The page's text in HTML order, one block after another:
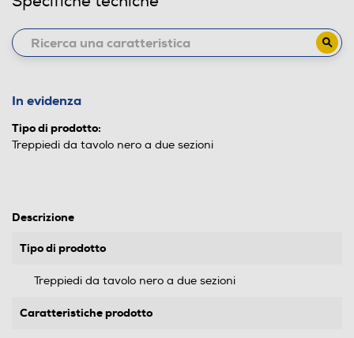
In evidenza
Tipo di prodotto:
Treppiedi da tavolo nero a due sezioni
Descrizione
Tipo di prodotto
Treppiedi da tavolo nero a due sezioni
Caratteristiche prodotto